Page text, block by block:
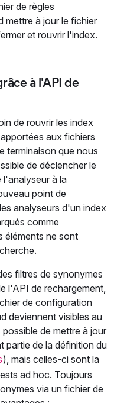
de règles
mettre à jour le fichier
et rouvrir l'index.
à l'API de
de rouvrir les index
aux fichiers
terminaison que nous
de déclencher le
l'analyseur à la
point de
analyseurs d'un index
comme
éléments ne sont
filtres de synonymes
l'API de rechargement,
de configuration
deviennent visibles au
de mettre à jour
partie de la définition du
), mais celles-ci sont la
ad hoc. Toujours
via un fichier de